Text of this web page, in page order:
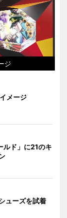
ジ
メージ
ルド」に21のキ
ューズを試着